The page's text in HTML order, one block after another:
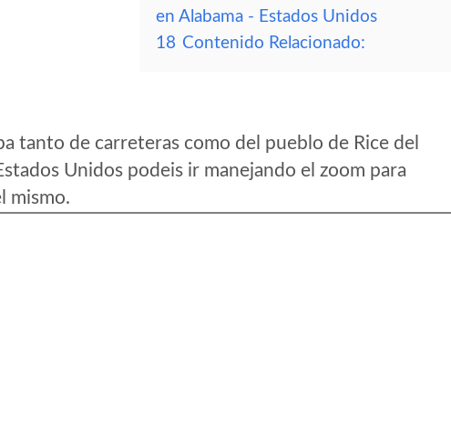
en Alabama - Estados Unidos
18 Contenido Relacionado:
tanto de carreteras como del pueblo de Rice del
Unidos podeis ir manejando el zoom para
mismo.